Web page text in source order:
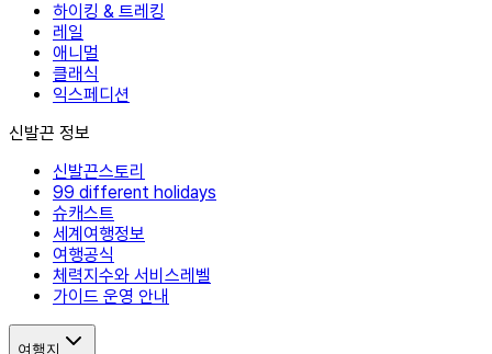
하이킹 & 트레킹
레일
애니멀
클래식
익스페디션
신발끈 정보
신발끈스토리
99 different holidays
슈캐스트
세계여행정보
여행공식
체력지수와 서비스레벨
가이드 운영 안내
여행지